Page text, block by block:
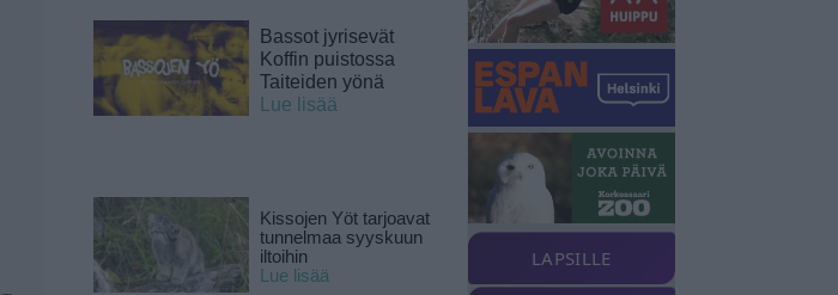
Bassot jyrisevät
Koffin puistossa
Taiteiden yönä
Lue lisää
Kissojen Yöt tarjoavat
tunnelmaa syyskuun
iltoihin
Lue lisää
LAPSILLE